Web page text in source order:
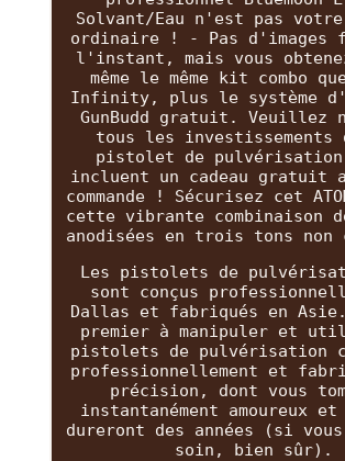
Solvant/Eau n'est pas
ordinaire ! - Pas d'images
l'instant, mais vous
même le même kit combo
Infinity, plus le système
GunBudd gratuit. Veuillez
tous les investissements
pistolet de pulvérisation
incluent un cadeau gratuit
commande ! Sécurisez cet
cette vibrante combinaison
anodisées en trois tons
Les pistolets de
sont conçus
Dallas et fabriqués en
premier à manipuler et
pistolets de pulvérisation
professionnellement et
précision, dont vous
instantanément amoureux
dureront des années (si
soin, bien sûr).